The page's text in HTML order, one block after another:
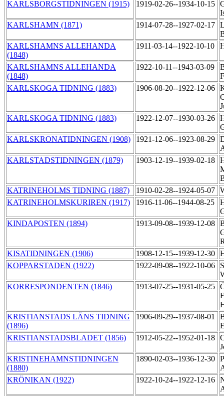
KARLSBORGSTIDNINGEN (1915) 1919-02-26--1934-10-15
KARLSHAMN (1871)
1914-07-28--1927-02-17
KARLSHAMNS ALLEHANDA
(1848)
1911-03-14--1922-10-10
KARLSHAMNS ALLEHANDA
(1848)
1922-10-11--1943-03-09
KARLSKOGA TIDNING (1883)
1906-08-20--1922-12-06
KARLSKOGA TIDNING (1883)
1922-12-07--1930-03-26
KARLSKRONATIDNINGEN (1908)
1921-12-06--1923-08-29
KARLSTADSTIDNINGEN (1879)
1903-12-19--1939-02-18
KATRINEHOLMS TIDNING (1887)
1910-02-28--1924-05-07
KATRINEHOLMSKURIREN (1917)
1916-11-06--1944-08-25
KINDAPOSTEN (1894)
1913-09-08--1939-12-08
KISATIDNINGEN (1906)
1908-12-15--1939-12-30
KOPPARSTADEN (1922)
1922-09-08--1922-10-06
KORRESPONDENTEN (1846)
1913-07-25--1931-05-25
KRISTIANSTADS LÄNS TIDNING
(1896)
1906-09-29--1937-08-01
KRISTIANSTADSBLADET (1856)
1912-05-22--1952-01-18
KRISTINEHAMNSTIDNINGEN
(1880)
1890-02-03--1936-12-30
KRÖNIKAN (1922)
1922-10-24--1922-12-16